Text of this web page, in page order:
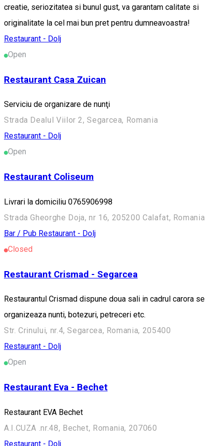
creatie, seriozitatea si bunul gust, va garantam calitate si
originalitate la cel mai bun pret pentru dumneavoastra!
Restaurant - Dolj
Open
Restaurant Casa Zuican
Serviciu de organizare de nunţi
Strada Dealul Viilor 2, Segarcea, Romania
Restaurant - Dolj
Open
Restaurant Coliseum
Livrari la domiciliu 0765906998
Strada Gheorghe Doja, nr 16, 205200 Calafat, Romania
Bar / Pub Restaurant - Dolj
Closed
Restaurant Crismad - Segarcea
Restaurantul Crismad dispune doua sali in cadrul carora se
organizeaza nunti, botezuri, petreceri etc.
Str. Crinului, nr.4, Segarcea, Romania, 205400
Restaurant - Dolj
Open
Restaurant Eva - Bechet
Restaurant EVA Bechet
A.I.CUZA .nr.48, Bechet, Romania, 207060
Restaurant - Dolj